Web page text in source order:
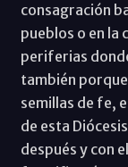
consagración
pueblos o en la
periferias
también
semillas de fe,
de esta
después y con